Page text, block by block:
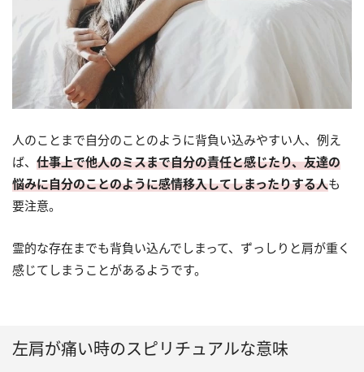
人のことまで自分のことのように背負い込みやすい人、例え
ば、 仕事上で他人のミスまで自分の責任と感じたり、友達の
悩みに自分のことのように感情移入してしまったりする人も
要注意。
霊的な存在までも背負い込んでしまって、ずっしりと肩が重く
感じてしまうことがあるようです。
左肩が痛い時のスピリチュアルな意味